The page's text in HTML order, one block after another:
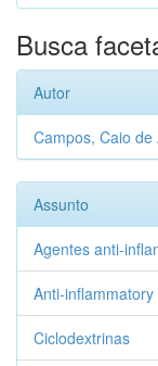
Busca
Autor
Campos, Caio de
Assunto
Agentes anti-
Anti-inflammatory
Ciclodextrinas